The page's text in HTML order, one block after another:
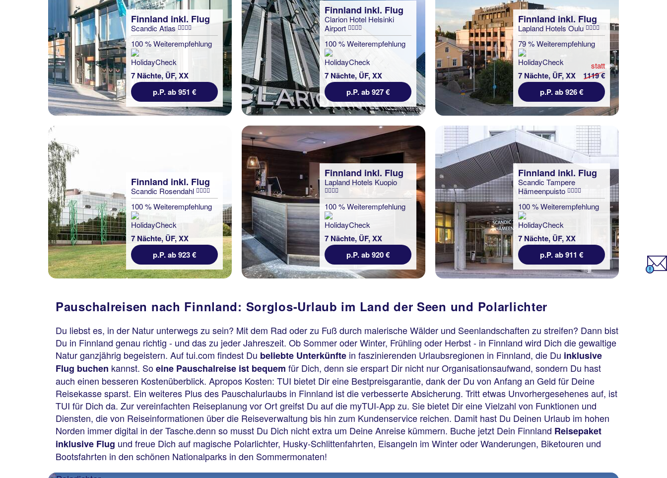
Finnland inkl. Flug
Scandic Atlas
100 % Weiterempfehlung
7 Nächte, ÜF, XX
p.P. ab 951 €
Finnland inkl. Flug
Clarion Hotel Helsinki
Airport
100 % Weiterempfehlung
7 Nächte, ÜF, XX
p.P. ab 927 €
Finnland inkl. Flug
Lapland Hotels Oulu
79 % Weiterempfehlung
7 Nächte, ÜF, XX
statt
1119 €
p.P. ab 926 €
Finnland inkl. Flug
Scandic Rosendahl
100 % Weiterempfehlung
7 Nächte, ÜF, XX
p.P. ab 923 €
Finnland inkl. Flug
Lapland Hotels Kuopio
100 % Weiterempfehlung
7 Nächte, ÜF, XX
p.P. ab 920 €
Finnland inkl. Flug
Scandic Tampere
Hämeenpuisto
100 % Weiterempfehlung
7 Nächte, ÜF, XX
p.P. ab 911 €
Pauschalreisen nach Finnland: Sorglos-Urlaub im Land der Seen und Polarlichter
Du liebst es, in der Natur unterwegs zu sein? Mit dem Rad oder zu Fuß durch malerische Wälder und Seenlandschaften zu streifen? Dann bist
Du in Finnland genau richtig - und das zu jeder Jahreszeit. Ob Sommer oder Winter, Frühling oder Herbst - in Finnland wird Dich die gewaltige
Natur ganzjährig begeistern. Auf tui.com findest Du beliebte Unterkünfte in faszinierenden Urlaubsregionen in Finnland, die Du inklusive
Flug buchen kannst. Soeine Pauschalreise ist bequem für Dich, denn sie erspart Dir nicht nur Organisationsaufwand, sondern Du hast
auch einen besseren Kostenüberblick. Apropos Kosten: TUI bietet Dir eine Bestpreisgarantie, dank der Du von Anfang an Geld für Deine
Reisekasse sparst. Ein weiteres Plus des Pauschalurlaubs in Finnland ist die verbesserte Absicherung. Tritt etwas Unvorhergesehenes auf, ist
TUI für Dich da. Zur vereinfachten Reiseplanung vor Ort greifst Du auf die myTUI-App zu. Sie bietet Dir eine Vielzahl von Funktionen und
Diensten, die von Reiseinformationen über die Reiseverwaltung bis hin zum Kundenservice reichen. Damit hast Du Deinen Urlaub im hohen
Norden immer digital in der Tasche.denn so musst Du Dich nicht extra um Deine Anreise kümmern. Buche jetzt Dein Finnland Reisepaket
inklusive Flug und freue Dich auf magische Polarlichter, Husky-Schlittenfahrten, Eisangeln im Winter oder Wanderungen, Biketouren und
Bootsfahrten in den schönen Nationalparks in den Sommermonaten!